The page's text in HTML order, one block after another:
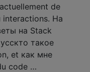
de
interactions. На
на Stack
такое
et как мне
code …